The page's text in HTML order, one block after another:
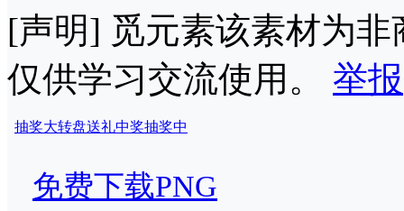
[声明] 觅元素该素材为
仅供学习交流使用。 举报
抽奖大转盘送礼中奖抽奖中
免费下载PNG